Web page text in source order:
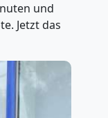
und
Jetzt das